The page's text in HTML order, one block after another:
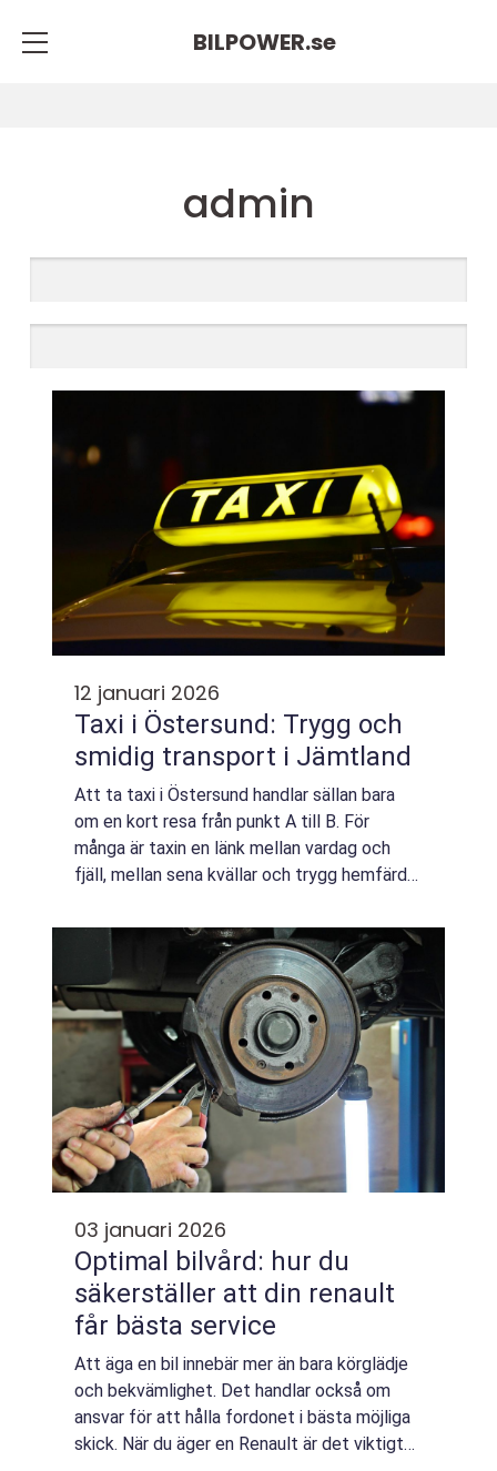
BILPOWER.se
admin
12 januari 2026
Taxi i Östersund: Trygg och
smidig transport i Jämtland
Att ta taxi i Östersund handlar sällan bara
om en kort resa från punkt A till B. För
många är taxin en länk mellan vardag och
fjäll, mellan sena kvällar och trygg hemfärd
03 januari 2026
Optimal bilvård: hur du
säkerställer att din renault
får bästa service
Att äga en bil innebär mer än bara körglädje
och bekvämlighet. Det handlar också om
ansvar för att hålla fordonet i bästa möjliga
skick. När du äger en Renault är det viktigt